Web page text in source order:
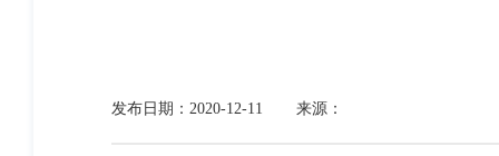
发布日期：2020-12-11 来源：